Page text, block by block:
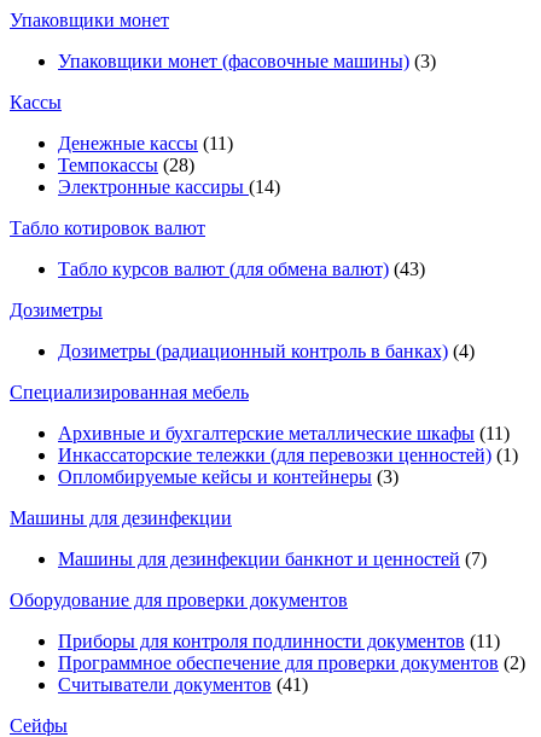
Упаковщики монет
Упаковщики монет (фасовочные машины) (3)
Кассы
Денежные кассы (11)
Темпокассы (28)
Электронные кассиры (14)
Табло котировок валют
Табло курсов валют (для обмена валют) (43)
Дозиметры
Дозиметры (радиационный контроль в банках) (4)
Специализированная мебель
Архивные и бухгалтерские металлические шкафы (11)
Инкассаторские тележки (для перевозки ценностей) (1)
Опломбируемые кейсы и контейнеры (3)
Машины для дезинфекции
Машины для дезинфекции банкнот и ценностей (7)
Оборудование для проверки документов
Приборы для контроля подлинности документов (11)
Программное обеспечение для проверки документов (2)
Считыватели документов (41)
Сейфы